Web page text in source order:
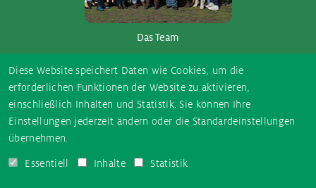
Das Team
So­ci­al Me­dia
E-
InstagramTikTok FacebookYouTube
Diese Website speichert Daten wie Cookies, um die
erforderlichen Funktionen der Website zu aktivieren,
einschließlich Inhalten und Statistik. Sie können Ihre
Einstellungen jederzeit ändern oder die Standardeinstellungen
übernehmen.
Essentiell Inhalte Statistik